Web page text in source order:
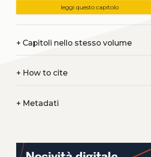
leggi questo capitolo
+Capitoli nello stesso volume
+How to cite
+Metadati